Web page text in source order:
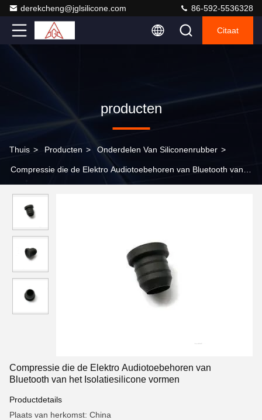
derekcheng@jglsilicone.com 86-592-5536328
Citaat
producten
Thuis > Producten > Onderdelen Van Siliconenrubber >
Compressie die de Elektro Audiotoebehoren van Bluetooth van
Compressie die de Elektro Audiotoebehoren van
Bluetooth van het Isolatiesilicone vormen
Productdetails
Plaats van herkomst: China